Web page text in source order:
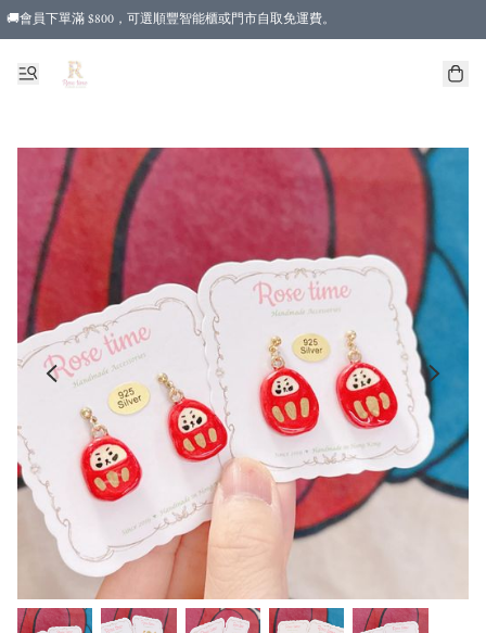
🚚會員下單滿 $800，可選順豐智能櫃或門市自取免運費。